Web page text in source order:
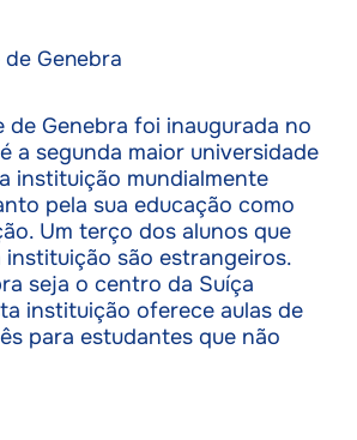
Genebra
de Genebra foi inaugurada no
a segunda maior universidade
instituição mundialmente
pela sua educação como
Um terço dos alunos que
instituição são estrangeiros.
seja o centro da Suíça
instituição oferece aulas de
para estudantes que não